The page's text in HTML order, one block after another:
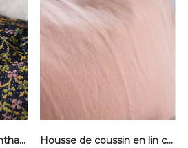
Housse de coussin Kantha - Marine et branches jaunes
Housse de coussin en lin carré - Rose cuivre